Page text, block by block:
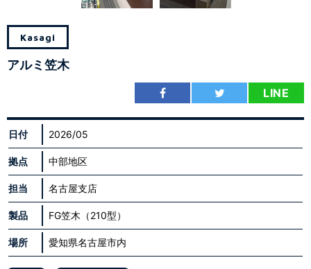
Kasagi
アルミ笠木
LINE
日付 2026/05
拠点 中部地区
担当 名古屋支店
製品 FG笠木（210型）
場所 愛知県名古屋市内